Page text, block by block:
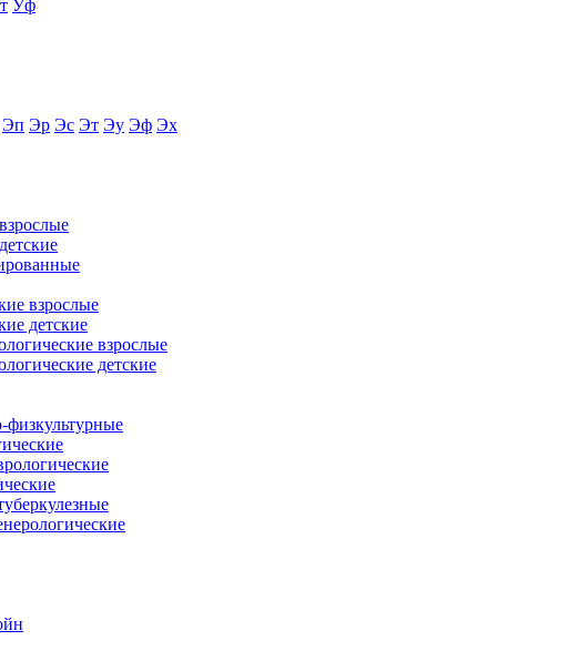
Уф
Эп Эр Эс Эт Эу Эф Эх
взрослые
детские
взрослые
детские
физкультурные